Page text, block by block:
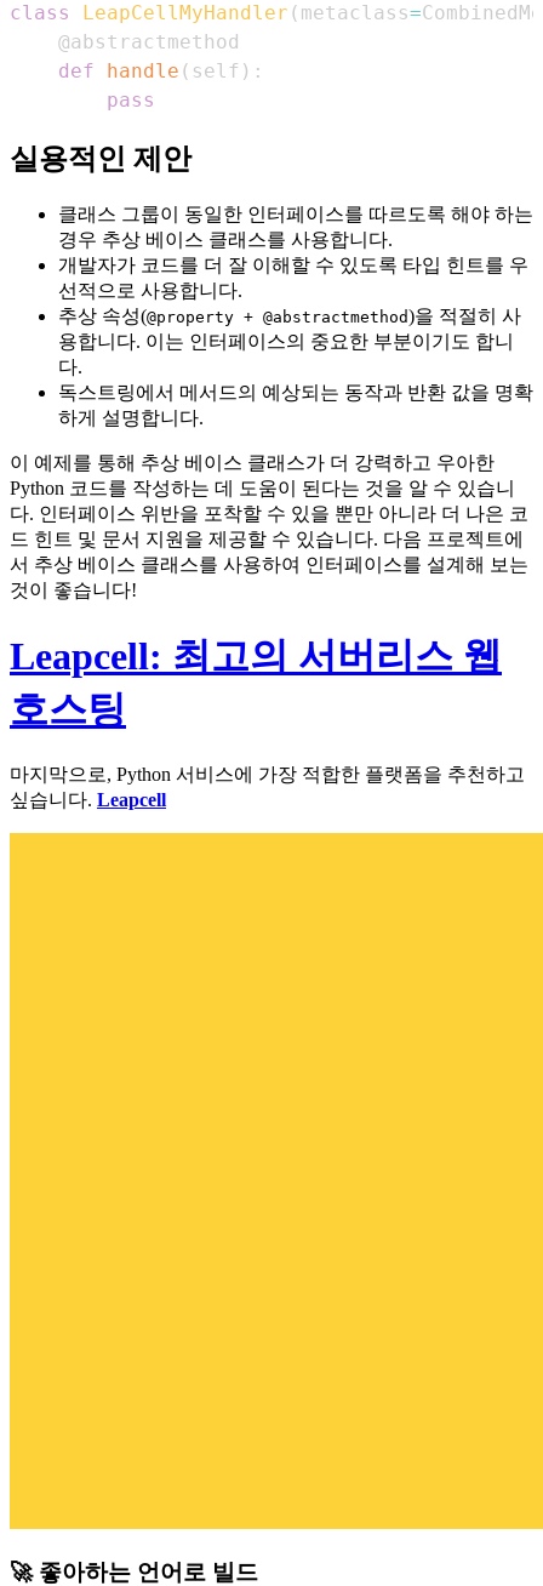
class LeapCellMyHandler ( metaclass=
@abstractmethod
def
handle ( self ) :
pass
실용적인 제안
클래스 그룹이 동일한 인터페이스를 따르도록 해야 하는
경우 추상 베이스 클래스를 사용합니다.
개발자가 코드를 더 잘 이해할 수 있도록 타입 힌트를 우
선적으로 사용합니다.
추상 속성(@property + @abstractmethod)을 적절히 사
용합니다. 이는 인터페이스의 중요한 부분이기도 합니
다.
독스트링에서 메서드의 예상되는 동작과 반환 값을 명확
하게 설명합니다.
이 예제를 통해 추상 베이스 클래스가 더 강력하고 우아한
Python 코드를 작성하는 데 도움이 된다는 것을 알 수 있습니
다. 인터페이스 위반을 포착할 수 있을 뿐만 아니라 더 나은 코
드 힌트 및 문서 지원을 제공할 수 있습니다. 다음 프로젝트에
서 추상 베이스 클래스를 사용하여 인터페이스를 설계해 보는
것이 좋습니다!
Leapcell: 최고의 서버리스 웹
호스팅
마지막으로, Python 서비스에 가장 적합한 플랫폼을 추천하고
싶습니다. Leapcell
🚀 좋아하는 언어로 빌드